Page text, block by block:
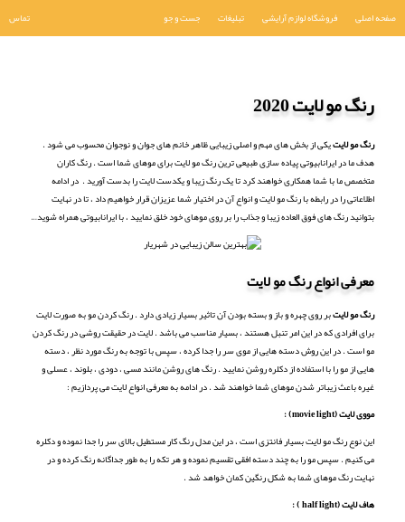
صفحه اصلی فروشگاه لوازم آرایشی تبلیغات جست و جو تماس
رنگ مو لایت 2020
رنگ مو لایتیکی از بخش های مهم و اصلی زیبایی ظاهر خانم های جوان و نوجوان محسوب می شود .
هدف ما در ایرانابیوتی پیاده سازی طبیعی ترین رنگ مو لایت برای موهای شما است . رنگ کاران
متخصص ما با شما همکاری خواهند کرد تا یک رنگ زیبا و یکدست لایت را بدست آورید . در ادامه
اطلاعاتی را در رابطه با رنگ مو لایت و انواع آن در اختیار شما عزیزان قرار خواهیم داد ، تا در نهایت
بتوانید رنگ های فوق العاده زیبا و جذاب را بر روی موهای خود خلق نمایید ، با ایرانابیوتی همراه شوید…
معرفی انواع رنگ مو لایت
رنگ مو لایتبر روی چهره و باز و بسته بودن آن تاثیر بسیار زیادی دارد . رنگ کردن مو به صورت لایت
برای افرادی که در این امر تنبل هستند ، بسیار مناسب می باشد . لایت در حقیقت روشی در رنگ کردن
مو است . در این روش دسته هایی از موی سر را جدا کرده ، سپس با توجه به رنگ مورد نظر ، دسته
هایی از مو را با استفاده از دکلره روشن نمایید . رنگ های روشن مانند مسی ، دودی ، بلوند ، عسلی و
غیره باعث زیباتر شدن موهای شما خواهند شد . در ادامه به معرفی انواع لایت می پردازیم :
مووی لایت (movie light
) :
این نوع رنگ مو لایت بسیار فانتزی است ، در این مدل رنگ کار مستطیل بالای سر را جدا نموده و دکلره
می کنیم . سپس مو را به چند دسته افقی تقسیم نموده و هر تکه را به طور جداگانه رنگ کرده و در
نهایت رنگ موهای شما به شکل رنگین کمان خواهد شد .
هاف لایت (half light
) :